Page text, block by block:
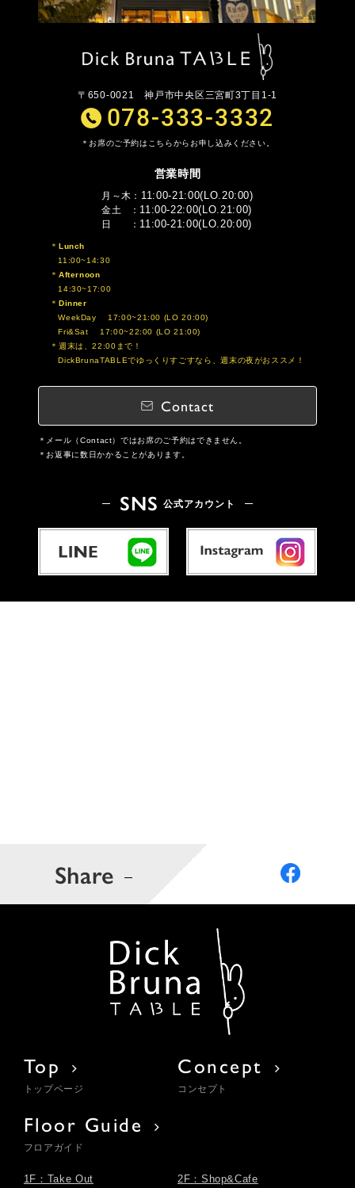
〒650-0021神戸市中央区三宮町3丁目1-1
078-333-3332
お席のご予約はこちらからお申し込みください。
営業時間
月～木 11:00-21:00(LO.20:00)
金土 11:00-22:00(LO.21:00)
日 11:00-21:00(LO.20:00)
Lunch
11:00~14:30
Afternoon
14:30~17:00
Dinner
WeekDay 17:00~21:00 (LO 20:00)
Fri&Sat 17:00~22:00 (LO 21:00)
週末は、22:00まで！
DickBrunaTABLEでゆっくりすごすなら、週末の夜がおススメ！
Contact
メール（Contact）ではお席のご予約はできません。
お返事に数日かかることがあります。
SNS 公式アカウント
Share
Top
トップページ
Concept
コンセプト
Floor Guide
フロアガイド
1F：Take Out 2F：Shop&Cafe